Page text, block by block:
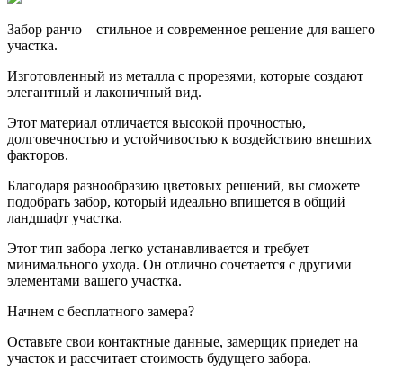
Забор ранчо – стильное и современное решение для вашего
участка.
Изготовленный из металла с прорезями, которые создают
элегантный и лаконичный вид.
Этот материал отличается высокой прочностью,
долговечностью и устойчивостью к воздействию внешних
факторов.
Благодаря разнообразию цветовых решений, вы сможете
подобрать забор, который идеально впишется в общий
ландшафт участка.
Этот тип забора легко устанавливается и требует
минимального ухода. Он отлично сочетается с другими
элементами вашего участка.
Начнем с бесплатного замера?
Оставьте свои контактные данные, замерщик приедет на
участок и рассчитает стоимость будущего забора.